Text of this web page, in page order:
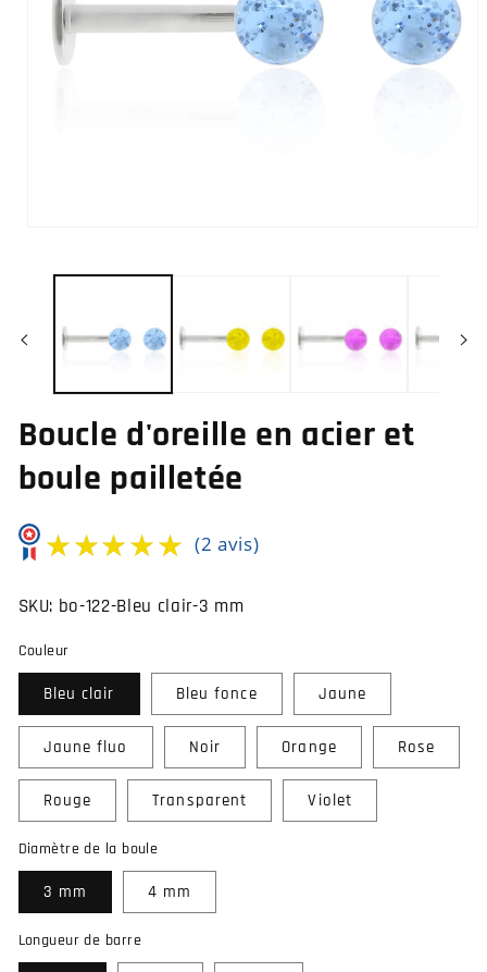
fenêtre
modale
Boucle d'oreille en acier et
boule pailletée
★★★★★
★★★★★ (2 avis)
SKU: bo-122-Bleu clair-3 mm
Couleur
Bleu clair Bleu fonce Jaune
Jaune fluo Noir Orange Rose
Rouge Transparent Violet
Diamètre de la boule
3 mm 4 mm
Longueur de barre